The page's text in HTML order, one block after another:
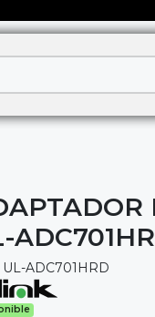
UL-ADC701HRD